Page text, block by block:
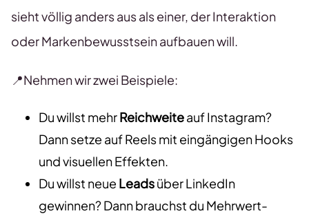
sieht völlig anders aus als einer, der Interaktion
oder Markenbewusstsein aufbauen will.
📍Nehmen wir zwei Beispiele:
Du willst mehrReichweiteauf Instagram?
Dann setze auf Reels mit eingängigen Hooks
und visuellen Effekten.
Du willst neue Leadsüber LinkedIn
gewinnen? Dann brauchst du Mehrwert-